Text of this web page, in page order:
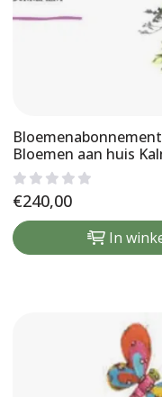
Bloemen aan huis
€240,00
In